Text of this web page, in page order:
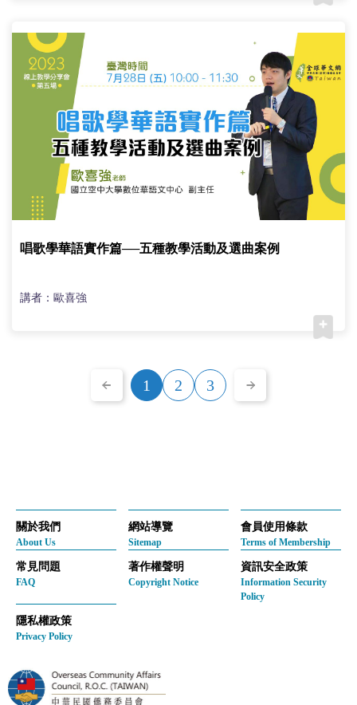
唱歌學華語實作篇──五種教學活動及選曲案例
講者：歐喜強
1 2 3
關於我們
About Us
網站導覽
Sitemap
會員使用條款
Terms of Membership
常見問題
FAQ
著作權聲明
Copyright Notice
資訊安全政策
Information Security
Policy
隱私權政策
Privacy Policy